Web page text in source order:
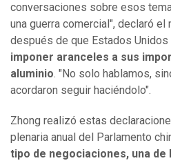
conversaciones sobre esos
una guerra comercial", declaró el
después de que Estados
imponer aranceles a sus
aluminio. "No solo hablamos,
acordaron seguir haciéndolo".
Zhong realizó estas
plenaria anual del Parlamento
tipo de negociaciones, una de